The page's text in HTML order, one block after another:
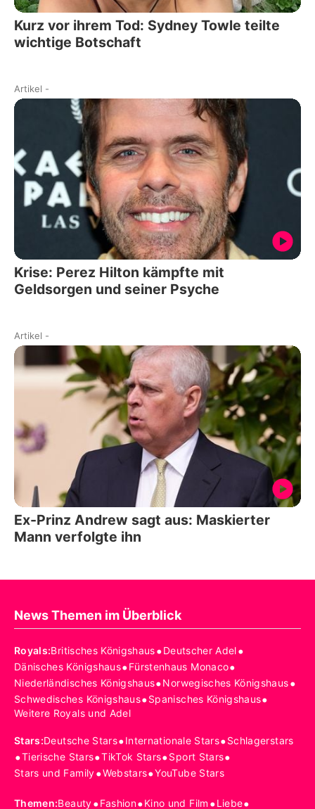
Kurz vor ihrem Tod: Sydney Towle teilte
wichtige Botschaft
Artikel -
Krise: Perez Hilton kämpfte mit
Geldsorgen und seiner Psyche
Artikel -
Ex-Prinz Andrew sagt aus: Maskierter
Mann verfolgte ihn
News Themen im Überblick
Royals:Britisches Königshaus•Deutscher Adel•
Dänisches Königshaus•Fürstenhaus Monaco•
Niederländisches Königshaus•Norwegisches Königshaus•
Schwedisches Königshaus•Spanisches Königshaus•
Weitere Royals und Adel
Stars:Deutsche Stars•Internationale Stars•Schlagerstars
•Tierische Stars•TikTok Stars•Sport Stars•
Stars und Family•Webstars•YouTube Stars
Themen:Beauty•Fashion•Kino und Film •Liebe•